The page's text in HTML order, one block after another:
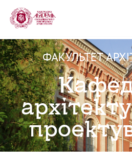
Перейти
до
вмісту
ФАКУЛЬТЕТ